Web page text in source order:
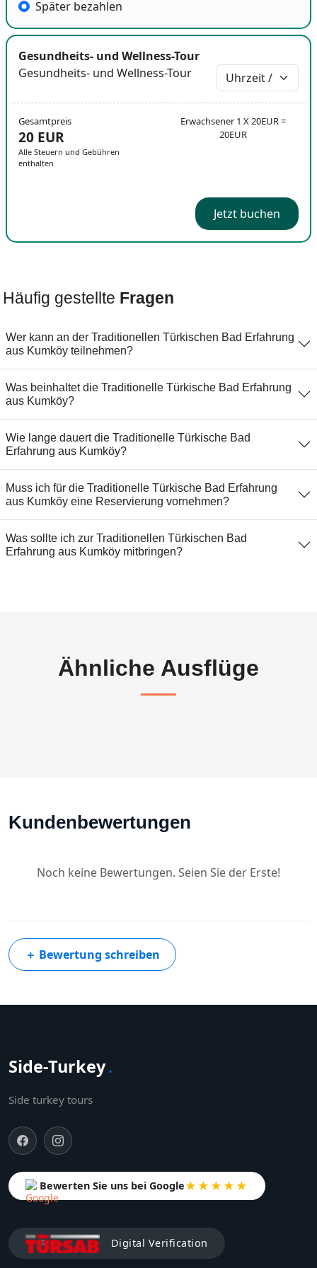
Später bezahlen
Gesundheits- und Wellness-Tour
Gesundheits- und Wellness-Tour
Gesamtpreis
20 EUR
Alle Steuern und Gebühren
enthalten
Erwachsener 1 X 20EUR =
20EUR
Jetzt buchen
Häufig gestellte Fragen
Wer kann an der Traditionellen Türkischen Bad Erfahrung
aus Kumköy teilnehmen?
Was beinhaltet die Traditionelle Türkische Bad Erfahrung
aus Kumköy?
Wie lange dauert die Traditionelle Türkische Bad
Erfahrung aus Kumköy?
Muss ich für die Traditionelle Türkische Bad Erfahrung
aus Kumköy eine Reservierung vornehmen?
Was sollte ich zur Traditionellen Türkischen Bad
Erfahrung aus Kumköy mitbringen?
Ähnliche Ausflüge
Kundenbewertungen
Noch keine Bewertungen. Seien Sie der Erste!
＋ Bewertung schreiben
Side-Turkey.
Side turkey tours
Bewerten Sie uns bei Google★★★★★
Digital Verification